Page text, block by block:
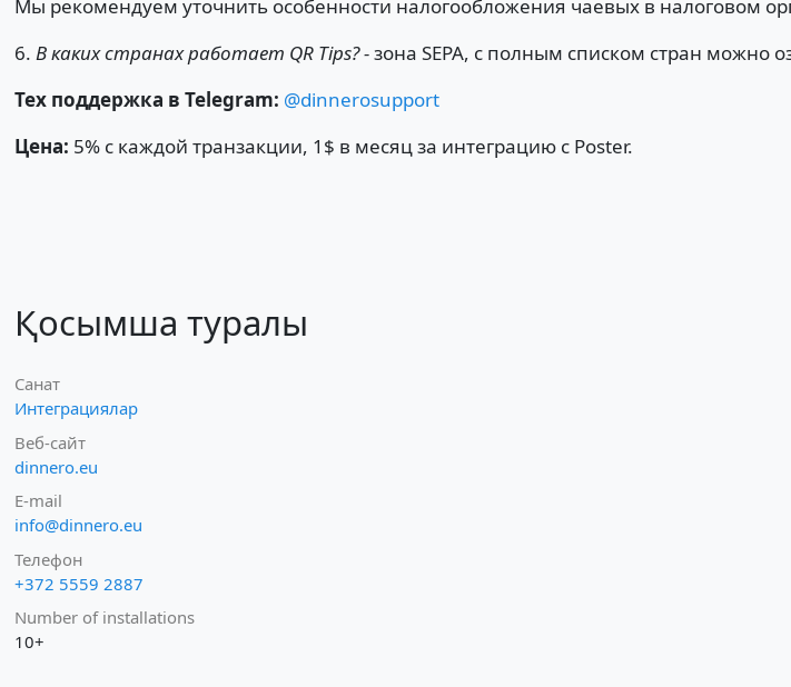
Мы рекомендуем уточнить особенности налогообложения чаевых в налоговом
6. В каких странах работает QR Tips? -зона SEPA, с полным списком стран можно
Тех поддержка в Telegram: @dinnerosupport
Цена: 5% с каждой транзакции, 1$ в месяц за интеграцию с Poster.
Қосымша туралы
Санат
Интеграциялар
Веб-сайт
dinnero.eu
E-mail
info@dinnero.eu
Телефон
+372 5559 2887
Number of installations
10+